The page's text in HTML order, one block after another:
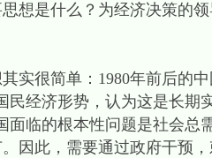
是什么？为经济决策的领
很简单：1980年前后的中
民经济形势，认为这是长
面临的根本性问题是社会
因此，需要通过政府干预